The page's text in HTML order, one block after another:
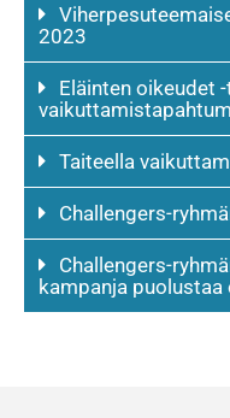
2023
Eläinten oikeudet
Taiteella
Challengers-
Challengers-
kampanja puolustaa